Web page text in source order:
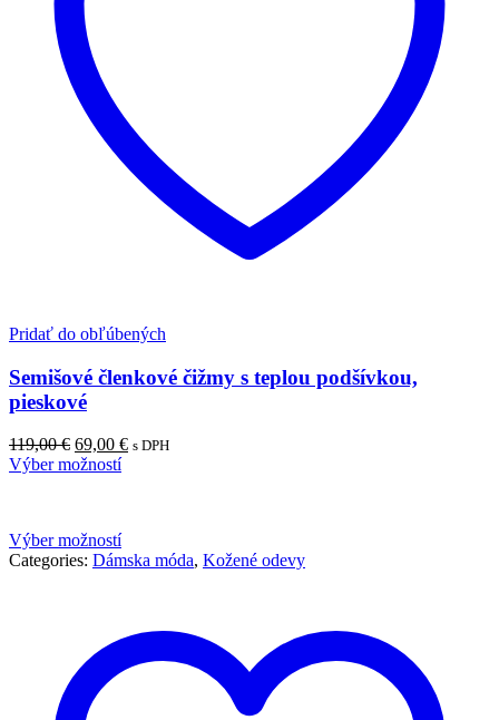
Pridať do obľúbených
Semišové členkové čižmy s teplou podšívkou,
pieskové
119,00€ Pôvodná
cena
69,00 €Aktuálna
s DPH
Výber možností
Výber možností
Categories: Dámska móda, Kožené odevy